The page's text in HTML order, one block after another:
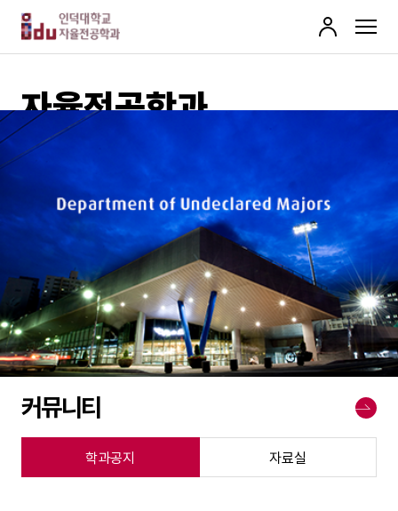
로
MENU
자율전공학과
Department of Undeclared Majors
진로 탐색 및 다양한 전공 체험을 통해 본인이 원하는 학
과를 스스로 선택할 수 있는 학생 주도 맞춤형, 자율전공
학과
커뮤니티
학과공지 자료실
더
보
기